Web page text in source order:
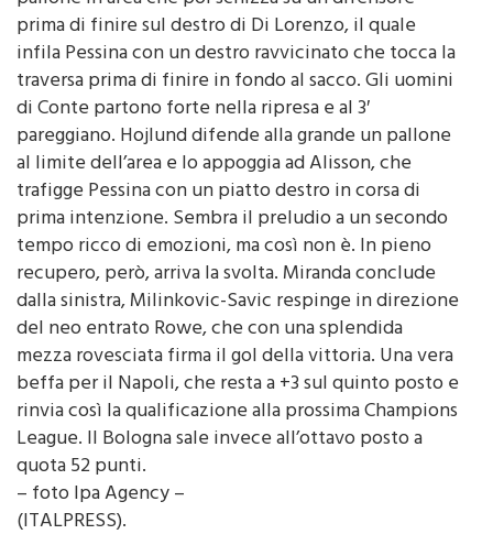
pallone in area che poi schizza su un difensore
prima di finire sul destro di Di Lorenzo, il quale
infila Pessina con un destro ravvicinato che tocca la
traversa prima di finire in fondo al sacco. Gli uomini
di Conte partono forte nella ripresa e al 3′
pareggiano. Hojlund difende alla grande un pallone
al limite dell’area e lo appoggia ad Alisson, che
trafigge Pessina con un piatto destro in corsa di
prima intenzione. Sembra il preludio a un secondo
tempo ricco di emozioni, ma così non è. In pieno
recupero, però, arriva la svolta. Miranda conclude
dalla sinistra, Milinkovic-Savic respinge in direzione
del neo entrato Rowe, che con una splendida
mezza rovesciata firma il gol della vittoria. Una vera
beffa per il Napoli, che resta a +3 sul quinto posto e
rinvia così la qualificazione alla prossima Champions
League. Il Bologna sale invece all’ottavo posto a
quota 52 punti.
– foto Ipa Agency –